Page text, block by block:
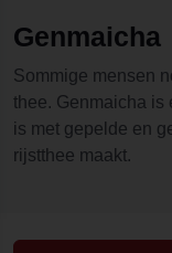
Genmaicha
Sommige mensen
thee. Genmaicha is
is met gepelde en
rijstthee maakt.